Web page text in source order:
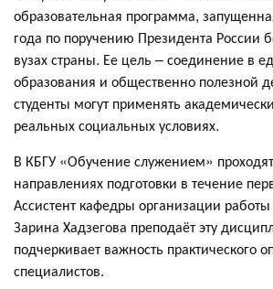
образовательная программа,
года по поручению Президента России
вузах страны. Ее цель – соединение в
образования и общественно полезной
студенты могут применять
реальных социальных условиях.
В КБГУ «Обучение служением»
направлениях подготовки в течение
Ассистент кафедры организации
Зарина Хадзегова преподаёт эту
подчеркивает важность практического
специалистов.